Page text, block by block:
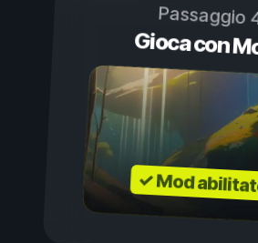
Passaggio
Gioca con
✓ Mod